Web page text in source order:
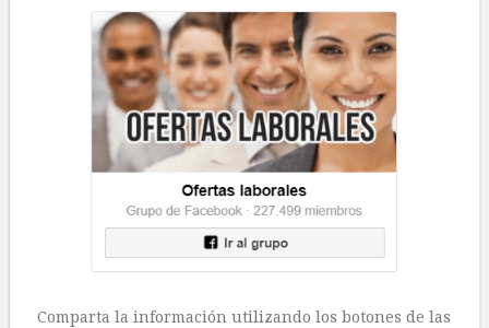
Comparta la información utilizando los botones de las